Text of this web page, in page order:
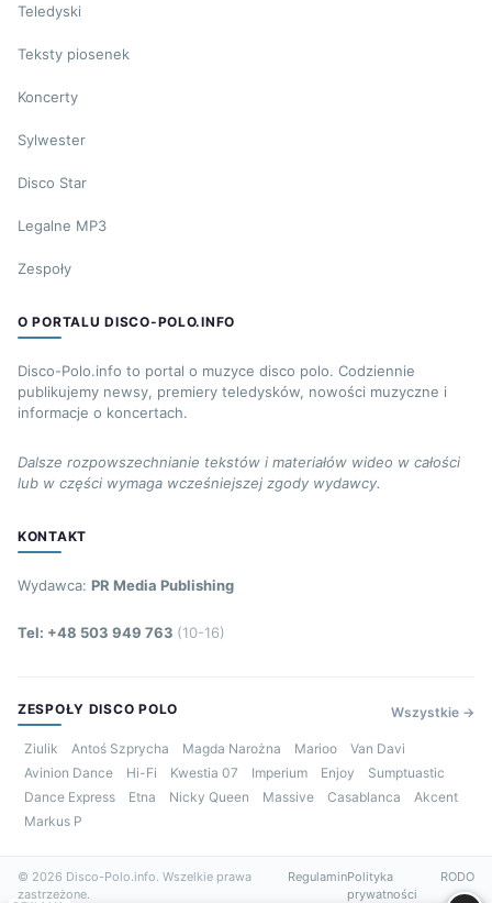
Teledyski
Teksty piosenek
Koncerty
Sylwester
Disco Star
Legalne MP3
Zespoły
O PORTALU DISCO-POLO.INFO
Disco-Polo.info to portal o muzyce disco polo. Codziennie
publikujemy newsy, premiery teledysków, nowości muzyczne i
informacje o koncertach.
Dalsze rozpowszechnianie tekstów i materiałów wideo w całości
lub w części wymaga wcześniejszej zgody wydawcy.
KONTAKT
Wydawca: PR Media Publishing
Tel: +48 503 949 763 (10-16)
ZESPOŁY DISCO POLO Wszystkie →
Ziulik Antoś Szprycha Magda Narożna Marioo
Van Davi
Avinion Dance
Hi-Fi Kwestia 07 Imperium Enjoy
Sumptuastic
Dance Express
Etna Nicky Queen Massive Casablanca
Akcent
Markus P
© 2026 Disco-Polo.info. Wszelkie prawa
zastrzeżone.
RegulaminPolityka
prywatności
RODO